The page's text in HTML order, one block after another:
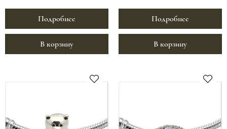
Подробнее
В корзину
Подробнее
В корзину